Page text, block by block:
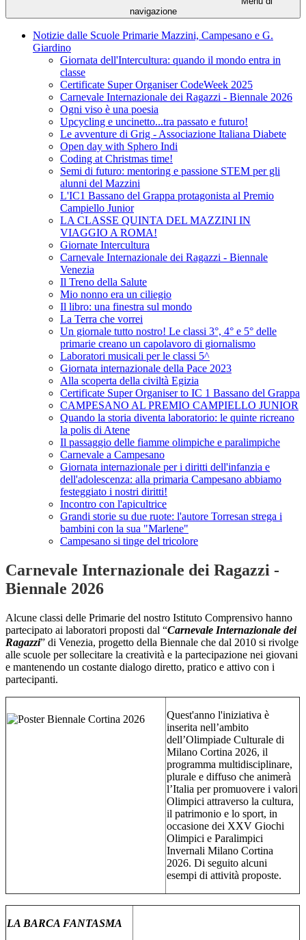
navigazione
Notizie dalle Scuole Primarie Mazzini, Campesano e G.
Giardino
Giornata dell'Intercultura: quando il mondo entra in
classe
Certificate Super Organiser CodeWeek 2025
Carnevale Internazionale dei Ragazzi - Biennale 2026
Ogni viso è una poesia
Upcycling e uncinetto...tra passato e futuro!
Le avventure di Grig - Associazione Italiana Diabete
Open day with Sphero Indi
Coding at Christmas time!
Semi di futuro: mentoring e passione STEM per gli
alunni del Mazzini
L'IC1 Bassano del Grappa protagonista al Premio
Campiello Junior
LA CLASSE QUINTA DEL MAZZINI IN
VIAGGIO A ROMA!
Giornate Intercultura
Carnevale Internazionale dei Ragazzi - Biennale
Venezia
Il Treno della Salute
Mio nonno era un ciliegio
Il libro: una finestra sul mondo
La Terra che vorrei
Un giornale tutto nostro! Le classi 3°, 4° e 5° delle
primarie creano un capolavoro di giornalismo
Laboratori musicali per le classi 5^
Giornata internazionale della Pace 2023
Alla scoperta della civiltà Egizia
Certificate Super Organiser to IC 1 Bassano del Grappa
CAMPESANO AL PREMIO CAMPIELLO JUNIOR
Quando la storia diventa laboratorio: le quinte ricreano
la polis di Atene
Il passaggio delle fiamme olimpiche e paralimpiche
Carnevale a Campesano
Giornata internazionale per i diritti dell'infanzia e
dell'adolescenza: alla primaria Campesano abbiamo
festeggiato i nostri diritti!
Incontro con l'apicultrice
Grandi storie su due ruote: l'autore Torresan strega i
bambini con la sua "Marlene"
Campesano si tinge del tricolore
Carnevale Internazionale dei Ragazzi -
Biennale 2026
Alcune classi delle Primarie del nostro Istituto Comprensivo hanno
partecipato ai laboratori proposti dal “Carnevale Internazionale dei
Ragazzi” di Venezia, progetto della Biennale che dal 2010 si rivolge
alle scuole per sollecitare la creatività e la partecipazione nei giovani
e mantenendo un costante dialogo diretto, pratico e attivo con i
partecipanti.
Quest'anno l'iniziativa è
inserita nell’ambito
dell’Olimpiade Culturale di
Milano Cortina 2026, il
programma multidisciplinare,
plurale e diffuso che animerà
l’Italia per promuovere i valori
Olimpici attraverso la cultura,
il patrimonio e lo sport, in
occasione dei XXV Giochi
Olimpici e Paralimpici
Invernali Milano Cortina
2026. Di seguito alcuni
esempi di attività proposte.
LA BARCA FANTASMA